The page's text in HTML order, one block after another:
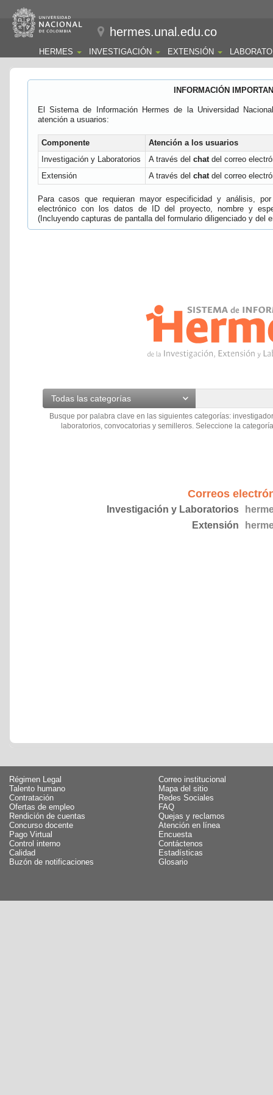
hermes.unal.edu.co
HERMES INVESTIGACIÓN EXTENSIÓN
INFORMACIÓN
El Sistema de Información Hermes de la Universidad
atención a usuarios:
Componente
Atención a los usuarios
Investigación y Laboratorios
A través del chatdel correo
Extensión
A través del chatdel correo
Para casos que requieran mayor especificidad y análisis,
electrónico con los datos de ID del proyecto, nombre y
(Incluyendo capturas de pantalla del formulario diligenciado y del
Todas las categorías
Busque por palabra clave en las siguientes categorías:
laboratorios, convocatorias y semilleros. Seleccione la
Correos
Investigación y Laboratorios
Extensión
Régimen Legal
Talento humano
Contratación
Ofertas de empleo
Rendición de cuentas
Concurso docente
Pago Virtual
Control interno
Calidad
Buzón de notificaciones
Correo institucional
Mapa del sitio
Redes Sociales
FAQ
Quejas y reclamos
Atención en línea
Encuesta
Contáctenos
Estadísticas
Glosario